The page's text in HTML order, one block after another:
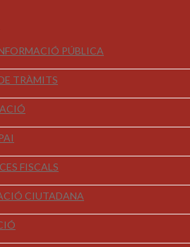
PÚBLICA
TRÀMITS
FISCALS
CIUTADANA